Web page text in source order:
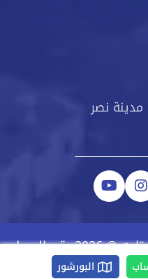
جميع الحقوق محفوظة نيو ستارت © 2026 رقم السجل
البورشور